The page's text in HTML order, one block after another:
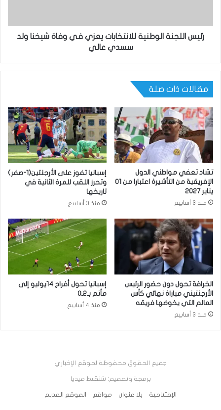
رئيس اللجنة الوطنية للانتخابات يعزي في وفاة شيخنا ولد
سسدي عالي
مقالات ذات صلة
تشاد تعفي مواطني الدول
الإفريقية من التأشيرة اعتبارا من 01
يناير 2027
منذ 3 أسابيع
إسبانيا تفوز على الأرجنتين(1-صفر)
وتحرز اللقب للمرة الثانية في
تاريخها
منذ 3 أسابيع
الخرافة تحول دون حضور الرئيس
الأرجنتيني مباراة نهائي كأس
العالم التي يخوضها فريقه
منذ 3 أسابيع
إسبانيا تحول أفراح 14يوليو إلى
مأتم بـ2ـ0
منذ 4 أسابيع
جميع الحقوق محفوظة لموقع الإخباري
برمجة وتصميم: شنقيط ميديا
الإفتتاحية بلا عنوان مواقع الموقع القديم